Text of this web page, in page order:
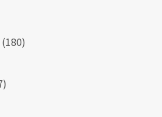
(180)